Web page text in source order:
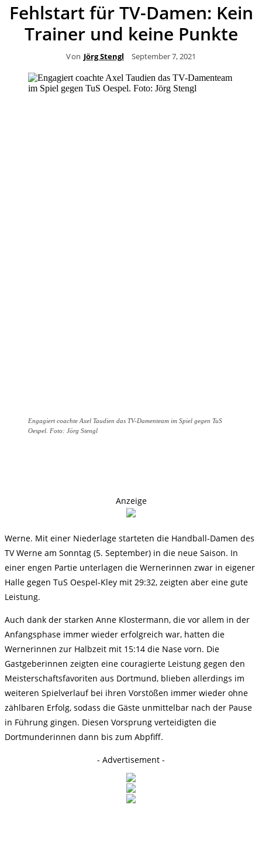
Fehlstart für TV-Damen: Kein
Trainer und keine Punkte
Von Jörg Stengl September 7, 2021
Engagiert coachte Axel Taudien das TV-Damenteam im Spiel gegen TuS
Oespel. Foto: Jörg Stengl
Anzeige
Werne. Mit einer Niederlage starteten die Handball-Damen des
TV Werne am Sonntag (5. September) in die neue Saison. In
einer engen Partie unterlagen die Wernerinnen zwar in eigener
Halle gegen TuS Oespel-Kley mit 29:32, zeigten aber eine gute
Leistung.
Auch dank der starken Anne Klostermann, die vor allem in der
Anfangsphase immer wieder erfolgreich war, hatten die
Wernerinnen zur Halbzeit mit 15:14 die Nase vorn. Die
Gastgeberinnen zeigten eine couragierte Leistung gegen den
Meisterschaftsfavoriten aus Dortmund, blieben allerdings im
weiteren Spielverlauf bei ihren Vorstößen immer wieder ohne
zählbaren Erfolg, sodass die Gäste unmittelbar nach der Pause
in Führung gingen. Diesen Vorsprung verteidigten die
Dortmunderinnen dann bis zum Abpfiff.
- Advertisement -